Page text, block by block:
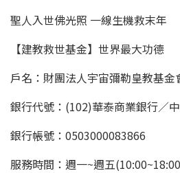
聖人入世佛光照 一線生機救末年
【建教救世基金】世界最大功德
戶名：財團法人宇宙彌勒皇教基金
銀行代號：(102)華泰商業銀行／
銀行帳號：0503000083866
服務時間：週一~週五